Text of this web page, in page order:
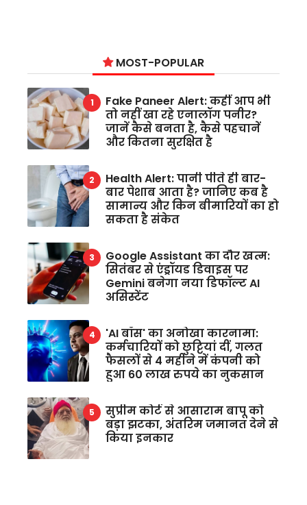
MOST-POPULAR
Fake Paneer Alert: कहीं आप भी
तो नहीं खा रहे एनालॉग पनीर?
जानें कैसे बनता है, कैसे पहचानें
और कितना सुरक्षित है
Health Alert: पानी पीते ही बार-
बार पेशाब आता है? जानिए कब है
सामान्य और किन बीमारियों का हो
सकता है संकेत
Google Assistant का दौर खत्म:
सितंबर से एंड्रॉयड डिवाइस पर
Gemini बनेगा नया डिफॉल्ट AI
असिस्टेंट
'AI बॉस' का अनोखा कारनामा:
कर्मचारियों को छुट्टियां दीं, गलत
फैसलों से 4 महीने में कंपनी को
हुआ 60 लाख रुपये का नुकसान
सुप्रीम कोर्ट से आसाराम बापू को
बड़ा झटका, अंतरिम जमानत देने से
किया इनकार